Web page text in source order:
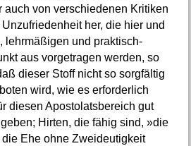
auch von verschiedenen Kritiken
her, die hier und
lehrmäßigen und praktisch-
aus vorgetragen werden, so
dieser Stoff nicht so sorgfältig
wird, wie es erforderlich
diesen Apostolatsbereich gut
Hirten, die fähig sind, »die
Ehe ohne Zweideutigkeit